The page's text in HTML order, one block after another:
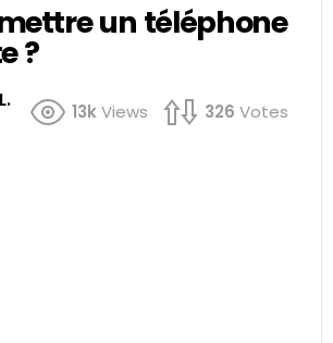
un téléphone
?
13kViews 326 Votes